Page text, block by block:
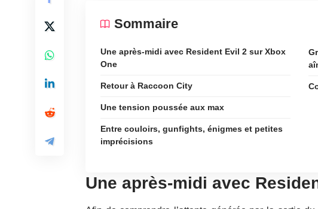
Sommaire
Une après-midi avec Resident Evil 2 sur Xbox
One
Retour à Raccoon City
Une tension poussée aux max
Entre couloirs, gunfights, énigmes et petites
imprécisions
Une après-midi avec